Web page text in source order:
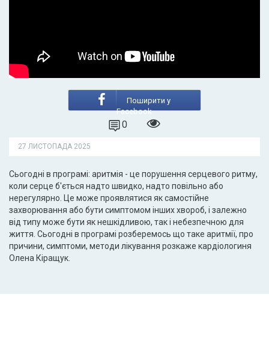
Поширити у
Facebook
0
27 ЛИСТОПАДА 2025
Сьогодні в програмі: аритмія - це порушення серцевого ритму,
коли серце б'ється надто швидко, надто повільно або
нерегулярно. Це може проявлятися як самостійне
захворювання або бути симптомом інших хвороб, і залежно
від типу може бути як нешкідливою, так і небезпечною для
життя. Сьогодні в програмі розберемось що таке аритмії, про
причини, симптоми, методи лікування розкаже кардіологиня
Олена Кіращук.